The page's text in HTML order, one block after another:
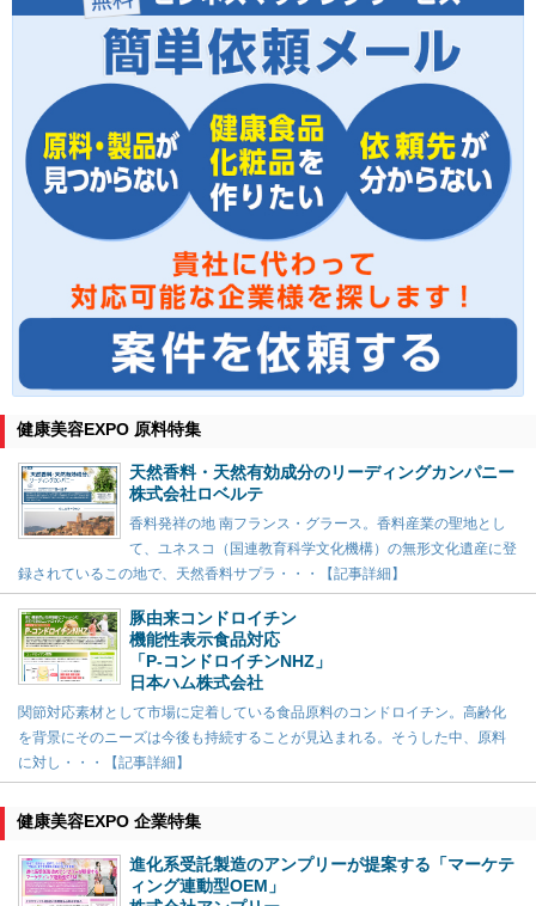
健康美容EXPO 原料特集
天然香料・天然有効成分のリーディングカンパニー
株式会社ロベルテ
香料発祥の地 南フランス・グラース。香料産業の聖地とし
て、ユネスコ（国連教育科学文化機構）の無形文化遺産に登
録されているこの地で、天然香料サプラ・・・【記事詳細】
豚由来コンドロイチン
機能性表示食品対応
「P-コンドロイチンNHZ」
日本ハム株式会社
関節対応素材として市場に定着している食品原料のコンドロイチン。高齢化
を背景にそのニーズは今後も持続することが見込まれる。そうした中、原料
に対し・・・【記事詳細】
健康美容EXPO 企業特集
進化系受託製造のアンプリーが提案する「マーケテ
ィング連動型OEM」